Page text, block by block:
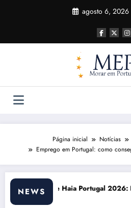
agosto 6, 2026
Página inicial Notícias
Emprego em Portugal: como
NEWS
Efeitos Surpreendentes e